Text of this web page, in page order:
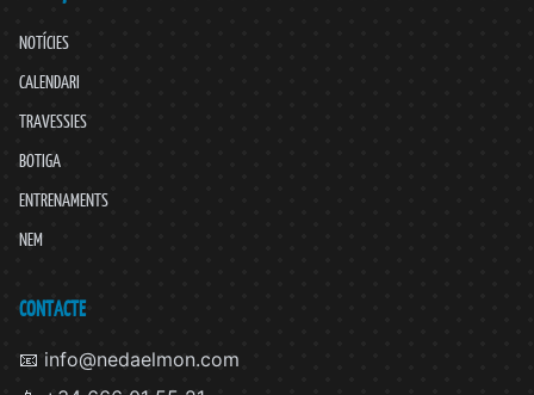
NOTÍCIES
CALENDARI
TRAVESSIES
BOTIGA
ENTRENAMENTS
NEM
CONTACTE
📧 info@nedaelmon.com